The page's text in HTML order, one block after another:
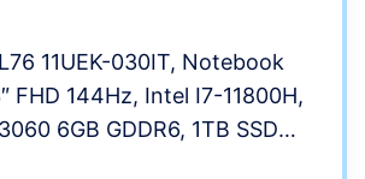
11UEK-030IT, Notebook
FHD 144Hz, Intel I7-11800H,
6GB GDDR6, 1TB SSD
16GB RAM DDR4, WiFi 6,